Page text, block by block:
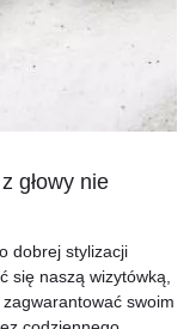
głowy nie
dobrej stylizacji
się naszą wizytówką,
swoim